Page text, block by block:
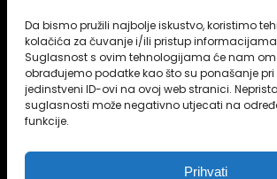
Da bismo pružili najbolje iskustvo, koristimo
kolačića za čuvanje i/ili pristup
Suglasnost s ovim tehnologijama će nam
obrađujemo podatke kao što su ponašanje
jedinstveni ID-ovi na ovoj web stranici.
suglasnosti može negativno utjecati na
funkcije.
Prihvati
NEWSLETTER
Pošalji